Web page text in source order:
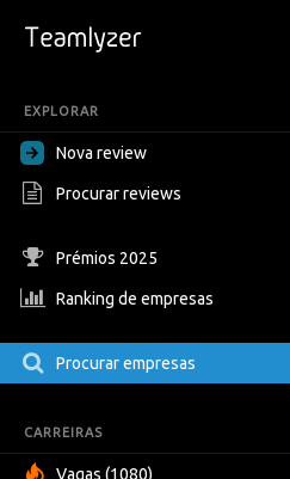
EXPLORAR
Nova review
Procurar reviews
Prémios 2025
Ranking de empresas
Procurar empresas
CARREIRAS
Vagas (1080)